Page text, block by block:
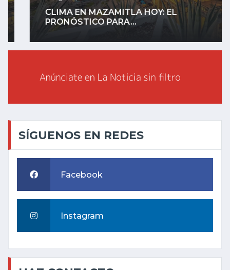
CLIMA EN MAZAMITLA HOY: EL
PRONÓSTICO PARA...
SÍGUENOS EN REDES
Facebook
Instagram